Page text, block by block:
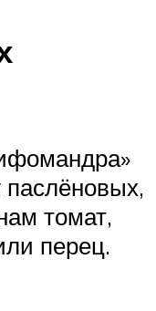
паслёновых,
томат,
перец.